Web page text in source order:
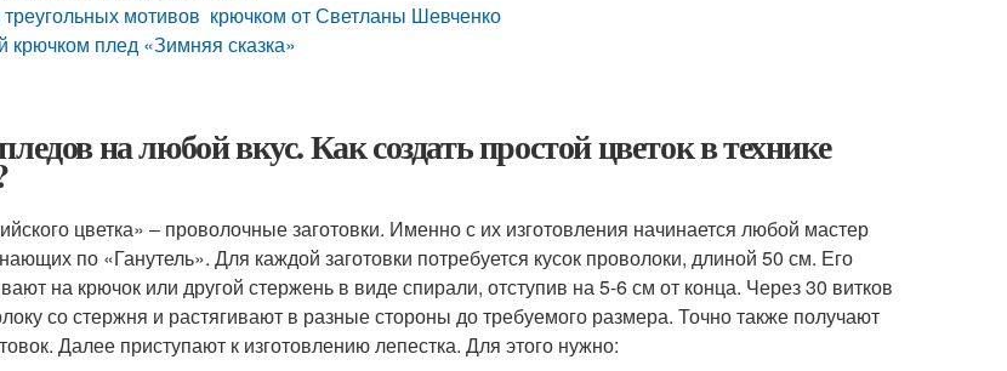
мотивов крючком от Светланы Шевченко
крючком плед «Зимняя сказка»
на любой вкус. Как создать простой цветок в технике
цветка» ‒ проволочные заготовки. Именно с их изготовления начинается любой мастер
по «Ганутель». Для каждой заготовки потребуется кусок проволоки, длиной 50 см. Его
на крючок или другой стержень в виде спирали, отступив на 5-6 см от конца. Через 30 витков
со стержня и растягивают в разные стороны до требуемого размера. Точно также получают
Далее приступают к изготовлению лепестка. Для этого нужно: